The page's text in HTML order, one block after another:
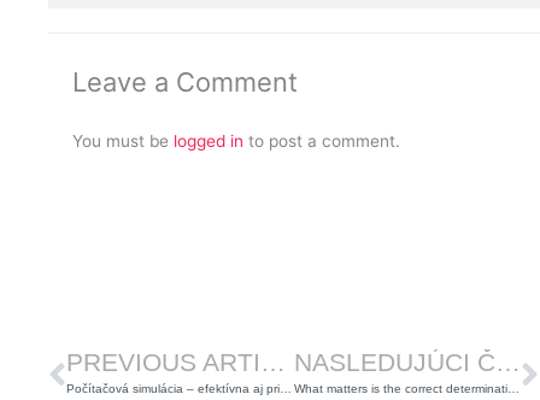
Leave a Comment
You must be logged in to post a comment.
PREVIOUS ARTICLE NASLEDUJÚCI ČLÁNOK
What matters is the correct determination of labor consumption standards